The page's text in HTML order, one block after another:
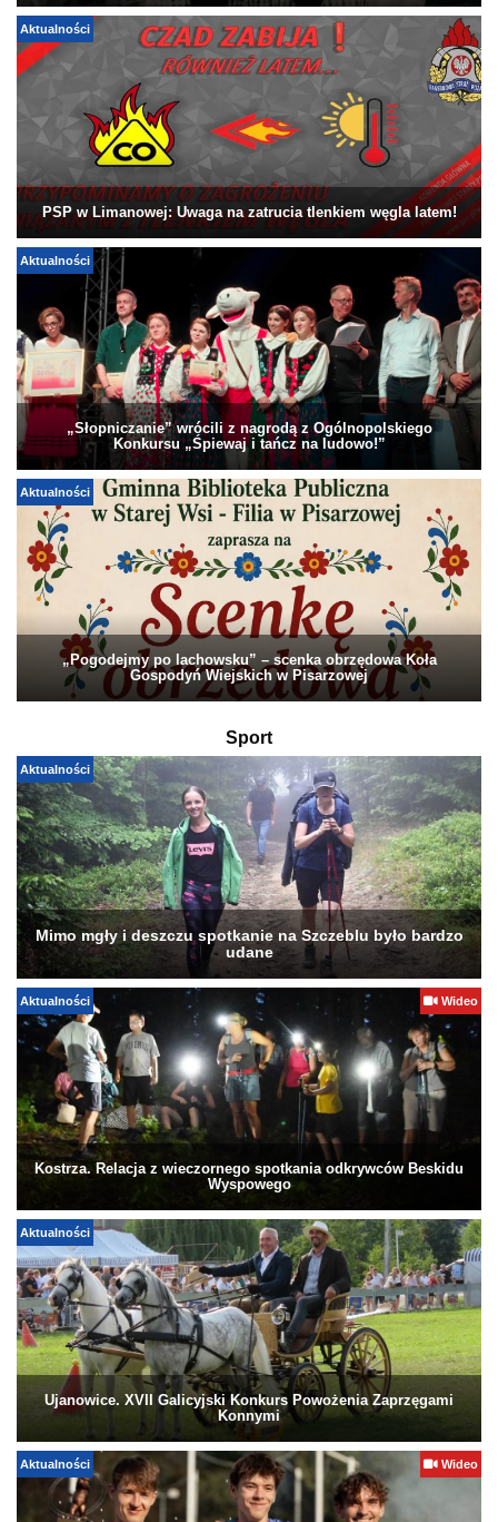
Aktualności
PSP w Limanowej: Uwaga na zatrucia tlenkiem węgla latem!
Aktualności
„Słopniczanie” wrócili z nagrodą z Ogólnopolskiego
Konkursu „Śpiewaj i tańcz na ludowo!”
Aktualności
„Pogodejmy po lachowsku” – scenka obrzędowa Koła
Gospodyń Wiejskich w Pisarzowej
Sport
Aktualności
Mimo mgły i deszczu spotkanie na Szczeblu było bardzo
udane
Aktualności Wideo
Kostrza. Relacja z wieczornego spotkania odkrywców Beskidu
Wyspowego
Aktualności
Ujanowice. XVII Galicyjski Konkurs Powożenia Zaprzęgami
Konnymi
Aktualności Wideo